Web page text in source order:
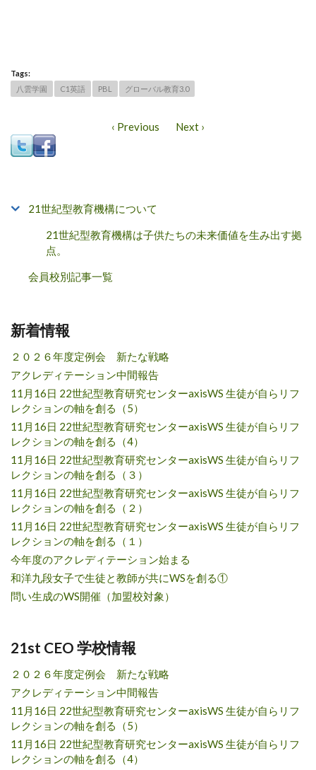
Tags:
八雲学園
C1英語 PBL グローバル教育3.0
‹ Previous Next ›
21世紀型教育機構について
21世紀型教育機構は子供たちの未来価値を生み出す拠
点。
会員校別記事一覧
新着情報
２０２６年度定例会 新たな戦略
アクレディテーション中間報告
11月16日 22世紀型教育研究センターaxisWS 生徒が自らリフ
レクションの軸を創る（5）
11月16日 22世紀型教育研究センターaxisWS 生徒が自らリフ
レクションの軸を創る（4）
11月16日 22世紀型教育研究センターaxisWS 生徒が自らリフ
レクションの軸を創る（３）
11月16日 22世紀型教育研究センターaxisWS 生徒が自らリフ
レクションの軸を創る（２）
11月16日 22世紀型教育研究センターaxisWS 生徒が自らリフ
レクションの軸を創る（１）
今年度のアクレディテーション始まる
和洋九段女子で生徒と教師が共にWSを創る①
問い生成のWS開催（加盟校対象）
21st CEO 学校情報
２０２６年度定例会 新たな戦略
アクレディテーション中間報告
11月16日 22世紀型教育研究センターaxisWS 生徒が自らリフ
レクションの軸を創る（5）
11月16日 22世紀型教育研究センターaxisWS 生徒が自らリフ
レクションの軸を創る（4）